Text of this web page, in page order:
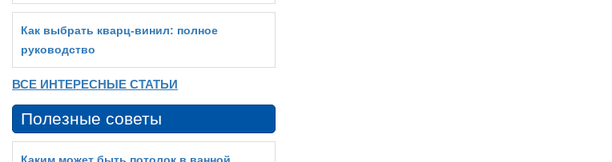
Как выбрать кварц‑винил: полное
руководство
ВСЕ ИНТЕРЕСНЫЕ СТАТЬИ
Полезные советы